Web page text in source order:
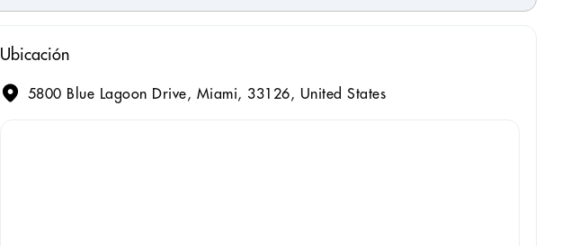
Ubicación
5800 Blue Lagoon Drive, Miami, 33126, United States